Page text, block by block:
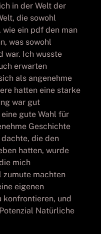
in der Welt der
die sowohl
ein pdf den man
was sowohl
war. Ich wusste
erwarten
als angenehme
hatten eine starke
war gut
gute Wahl für
Geschichte
die den
hatten, wurde
mich
zumute machten
eigenen
konfrontieren, und
Natürliche